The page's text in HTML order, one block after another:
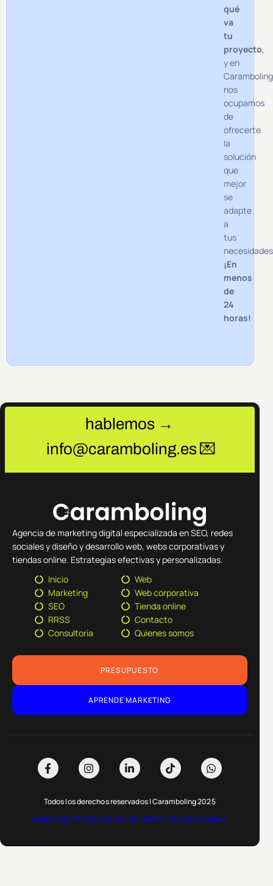
qué
va
tu
proyecto,
y en
Caramboling
nos
ocupamos
de
ofrecerte
la
solución
que
mejor
se
adapte
a
tus
¡En
menos
de
24
horas!
hablemos →
info@caramboling.es 💌
Agencia de marketing digital especializada en SEO, redes
sociales y diseño y desarrollo web, webs corporativas y
tiendas online. Estrategias efectivas y personalizadas.
Inicio
Marketing
SEO
RRSS
Consultoría
Web
Web corporativa
Tienda online
Contacto
Quienes somos
PRESUPUESTO
APRENDE MARKETING
Todos los derechos reservados | Caramboling 2025
Aviso legalPolítica de privacidadPolítica de cookies